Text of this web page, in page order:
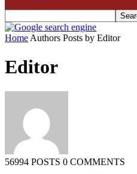
Home Authors Posts by Editor
Editor
56994 POSTS 0 COMMENTS